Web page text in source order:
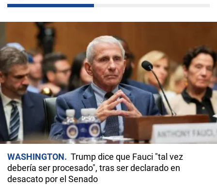
WASHINGTON
Trump dice que Fauci "tal vez
debería ser procesado", tras ser declarado en
desacato por el Senado